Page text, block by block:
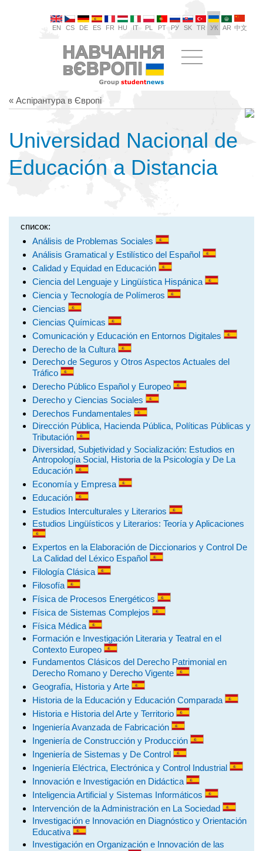
EN CS DE ES FR HU IT PL PT РУ SK TR УК AR 中文
« Аспірантура в Європі
Universidad Nacional de
Educación a Distancia
список:
Análisis de Problemas Sociales
Análisis Gramatical y Estilístico del Español
Calidad y Equidad en Educación
Ciencia del Lenguaje y Lingüística Hispánica
Ciencia y Tecnología de Polímeros
Ciencias
Ciencias Químicas
Comunicación y Educación en Entornos Digitales
Derecho de la Cultura
Derecho de Seguros y Otros Aspectos Actuales del
Tráfico
Derecho Público Español y Europeo
Derecho y Ciencias Sociales
Derechos Fundamentales
Dirección Pública, Hacienda Pública, Políticas Públicas y
Tributación
Diversidad, Subjetividad y Socialización: Estudios en
Antropología Social, Historia de la Psicología y De La
Educación
Economía y Empresa
Educación
Estudios Interculturales y Literarios
Estudios Lingüísticos y Literarios: Teoría y Aplicaciones
Expertos en la Elaboración de Diccionarios y Control De
La Calidad del Léxico Español
Filología Clásica
Filosofía
Física de Procesos Energéticos
Física de Sistemas Complejos
Física Médica
Formación e Investigación Literaria y Teatral en el
Contexto Europeo
Fundamentos Clásicos del Derecho Patrimonial en
Derecho Romano y Derecho Vigente
Geografía, Historia y Arte
Historia de la Educación y Educación Comparada
Historia e Historia del Arte y Territorio
Ingeniería Avanzada de Fabricación
Ingeniería de Construcción y Producción
Ingeniería de Sistemas y De Control
Ingeniería Eléctrica, Electrónica y Control Industrial
Innovación e Investigación en Didáctica
Inteligencia Artificial y Sistemas Informáticos
Intervención de la Administración en La Sociedad
Investigación e Innovación en Diagnóstico y Orientación
Educativa
Investigación en Organización e Innovación de las